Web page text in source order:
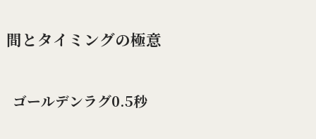
間とタイミングの極意
ゴールデンラグ0.5秒